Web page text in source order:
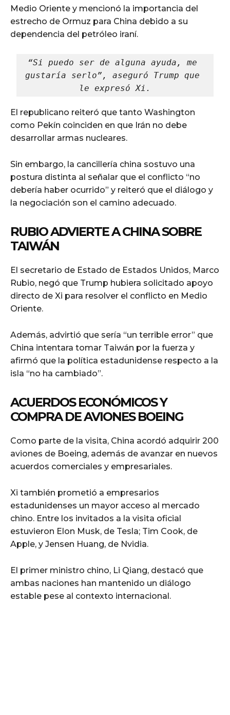
Medio Oriente y mencionó la importancia del
estrecho de Ormuz para China debido a su
dependencia del petróleo iraní.
“Si puedo ser de alguna ayuda, me
gustaría serlo”, aseguró Trump que
le expresó Xi.
El republicano reiteró que tanto Washington
como Pekín coinciden en que Irán no debe
desarrollar armas nucleares.
Sin embargo, la cancillería china sostuvo una
postura distinta al señalar que el conflicto “no
debería haber ocurrido” y reiteró que el diálogo y
la negociación son el camino adecuado.
RUBIO ADVIERTE A CHINA SOBRE
TAIWÁN
El secretario de Estado de Estados Unidos, Marco
Rubio, negó que Trump hubiera solicitado apoyo
directo de Xi para resolver el conflicto en Medio
Oriente.
Además, advirtió que sería “un terrible error” que
China intentara tomar Taiwán por la fuerza y
afirmó que la política estadunidense respecto a la
isla “no ha cambiado”.
ACUERDOS ECONÓMICOS Y
COMPRA DE AVIONES BOEING
Como parte de la visita, China acordó adquirir 200
aviones de Boeing, además de avanzar en nuevos
acuerdos comerciales y empresariales.
Xi también prometió a empresarios
estadunidenses un mayor acceso al mercado
chino. Entre los invitados a la visita oficial
estuvieron Elon Musk, de Tesla; Tim Cook, de
Apple, y Jensen Huang, de Nvidia.
El primer ministro chino, Li Qiang, destacó que
ambas naciones han mantenido un diálogo
estable pese al contexto internacional.